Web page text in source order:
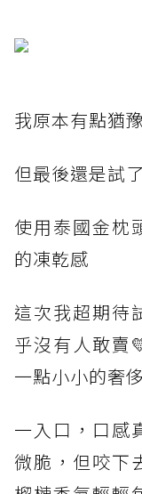
我原本有點猶
但最後還是試
使用泰國金枕
的凍乾感
這次我超期待
乎沒有人敢賣
一點小小的奢
一入口，口感
微脆，但咬下